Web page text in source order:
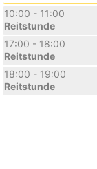
10:00 - 11:00
Reitstunde
17:00 - 18:00
Reitstunde
18:00 - 19:00
Reitstunde